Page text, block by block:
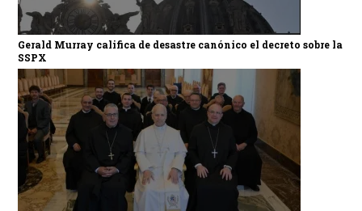
Gerald Murray califica de desastre canónico el decreto sobre la
SSPX